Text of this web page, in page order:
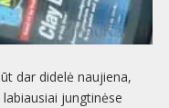
dar didelė naujiena,
jungtinėse